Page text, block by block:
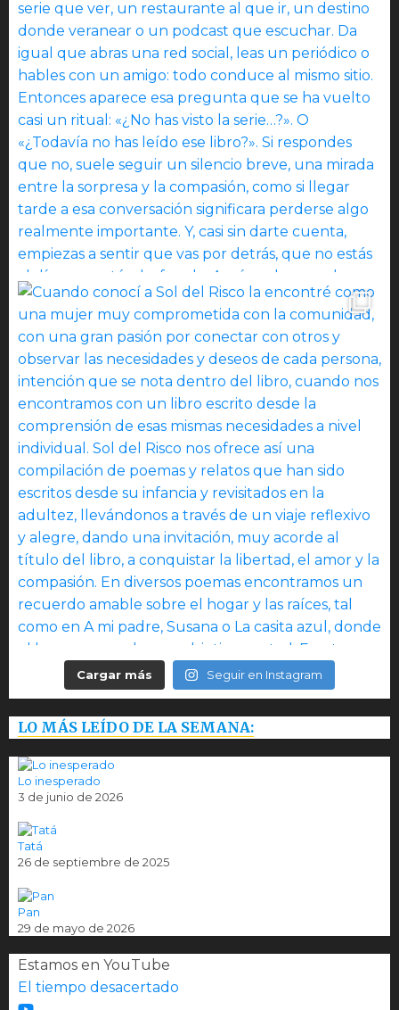
Cargar más Seguir en Instagram
LO MÁS LEÍDO DE LA SEMANA:
Lo inesperado
3 de junio de 2026
Tatá
26 de septiembre de 2025
Pan
29 de mayo de 2026
Estamos en YouTube
El tiempo desacertado